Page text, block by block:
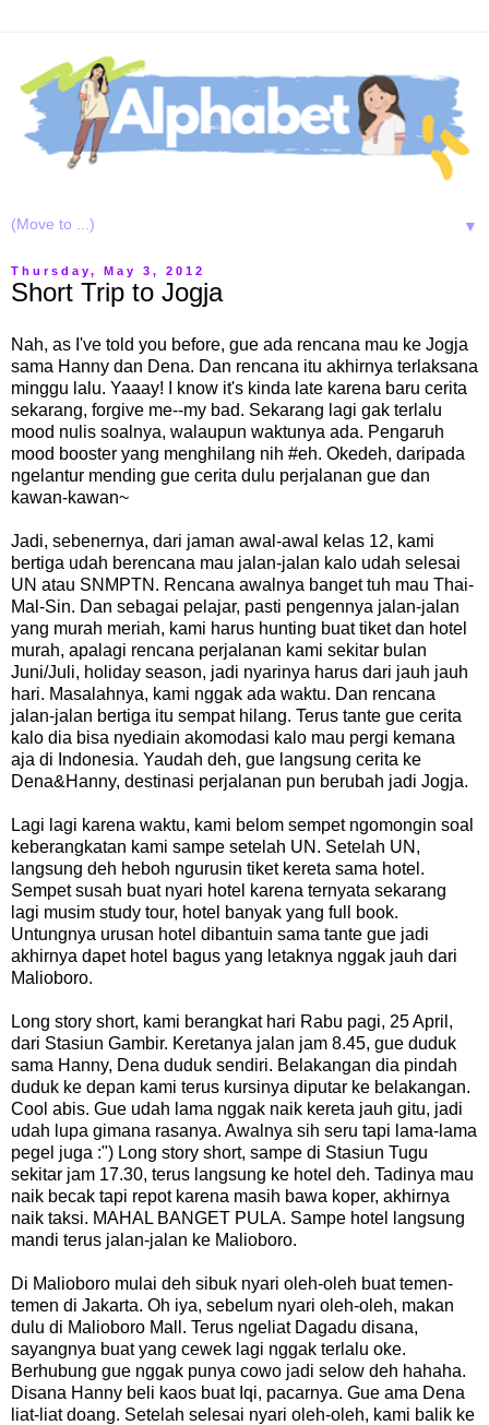
▼
Thursday, May 3, 2012
Short Trip to Jogja
Nah, as I've told you before, gue ada rencana mau ke Jogja
sama Hanny dan Dena. Dan rencana itu akhirnya terlaksana
minggu lalu. Yaaay! I know it's kinda late karena baru cerita
sekarang, forgive me--my bad. Sekarang lagi gak terlalu
mood nulis soalnya, walaupun waktunya ada. Pengaruh
mood booster yang menghilang nih #eh. Okedeh, daripada
ngelantur mending gue cerita dulu perjalanan gue dan
kawan-kawan~
Jadi, sebenernya, dari jaman awal-awal kelas 12, kami
bertiga udah berencana mau jalan-jalan kalo udah selesai
UN atau SNMPTN. Rencana awalnya banget tuh mau Thai-
Mal-Sin. Dan sebagai pelajar, pasti pengennya jalan-jalan
yang murah meriah, kami harus hunting buat tiket dan hotel
murah, apalagi rencana perjalanan kami sekitar bulan
Juni/Juli, holiday season, jadi nyarinya harus dari jauh jauh
hari. Masalahnya, kami nggak ada waktu. Dan rencana
jalan-jalan bertiga itu sempat hilang. Terus tante gue cerita
kalo dia bisa nyediain akomodasi kalo mau pergi kemana
aja di Indonesia. Yaudah deh, gue langsung cerita ke
Dena&Hanny, destinasi perjalanan pun berubah jadi Jogja.
Lagi lagi karena waktu, kami belom sempet ngomongin soal
keberangkatan kami sampe setelah UN. Setelah UN,
langsung deh heboh ngurusin tiket kereta sama hotel.
Sempet susah buat nyari hotel karena ternyata sekarang
lagi musim study tour, hotel banyak yang full book.
Untungnya urusan hotel dibantuin sama tante gue jadi
akhirnya dapet hotel bagus yang letaknya nggak jauh dari
Malioboro.
Long story short, kami berangkat hari Rabu pagi, 25 April,
dari Stasiun Gambir. Keretanya jalan jam 8.45, gue duduk
sama Hanny, Dena duduk sendiri. Belakangan dia pindah
duduk ke depan kami terus kursinya diputar ke belakangan.
Cool abis. Gue udah lama nggak naik kereta jauh gitu, jadi
udah lupa gimana rasanya. Awalnya sih seru tapi lama-lama
pegel juga :") Long story short, sampe di Stasiun Tugu
sekitar jam 17.30, terus langsung ke hotel deh. Tadinya mau
naik becak tapi repot karena masih bawa koper, akhirnya
naik taksi. MAHAL BANGET PULA. Sampe hotel langsung
mandi terus jalan-jalan ke Malioboro.
Di Malioboro mulai deh sibuk nyari oleh-oleh buat temen-
temen di Jakarta. Oh iya, sebelum nyari oleh-oleh, makan
dulu di Malioboro Mall. Terus ngeliat Dagadu disana,
sayangnya buat yang cewek lagi nggak terlalu oke.
Berhubung gue nggak punya cowo jadi selow deh hahaha.
Disana Hanny beli kaos buat Iqi, pacarnya. Gue ama Dena
liat-liat doang. Setelah selesai nyari oleh-oleh, kami balik ke